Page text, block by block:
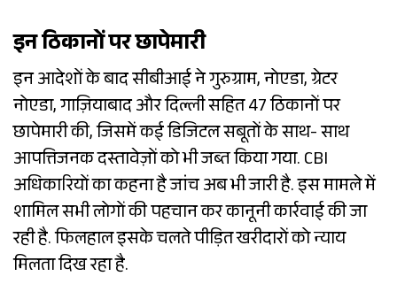
इन ठिकानों पर छापेमारी
इन आदेशों के बाद सीबीआई ने गुरुग्राम, नोएडा, ग्रेटर
नोएडा, गाज़ियाबाद और दिल्ली सहित 47 ठिकानों पर
छापेमारी की, जिसमें कई डिजिटल सबूतों के साथ- साथ
आपत्तिजनक दस्तावेज़ों को भी जब्त किया गया. CBI
अधिकारियों का कहना है जांच अब भी जारी है. इस मामले में
शामिल सभी लोगों की पहचान कर कानूनी कार्रवाई की जा
रही है. फिलहाल इसके चलते पीड़ित खरीदारों को न्याय
मिलता दिख रहा है.